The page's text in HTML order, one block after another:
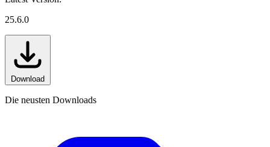
25.6.0
Download
Die neusten Downloads